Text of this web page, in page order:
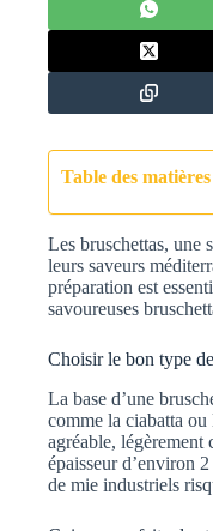
Table des matières
Les bruschettas, une
leurs saveurs
préparation est
savoureuses
Choisir le bon type
La base d’une
comme la ciabatta
agréable, légèrement
épaisseur d’environ
de mie industriels